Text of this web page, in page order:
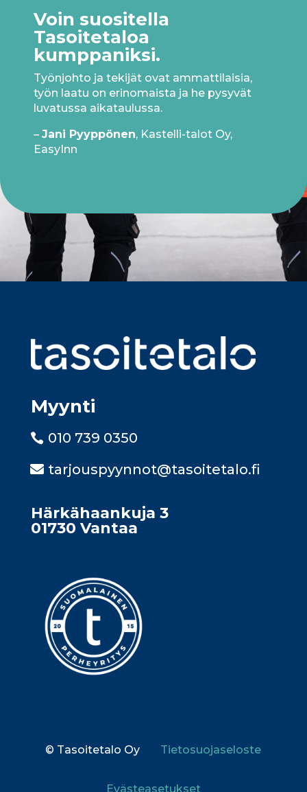
Voin suositella
Tasoitetaloa
kumppaniksi.
Työnjohto ja tekijät ovat ammattilaisia,
työn laatu on erinomaista ja he pysyvät
luvatussa aikataulussa.
–Jani Pyyppönen, Kastelli-talot Oy,
EasyInn
Myynti
010 739 0350
tarjouspyynnot@tasoitetalo.fi
Härkähaankuja 3
01730 Vantaa
© Tasoitetalo Oy Tietosuojaseloste
Eväste­asetukset